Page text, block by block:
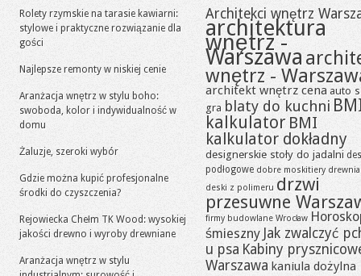
Rolety rzymskie na tarasie kawiarni:
stylowe i praktyczne rozwiązanie dla
gości
Najlepsze remonty w niskiej cenie
Aranżacja wnętrz w stylu boho:
swoboda, kolor i indywidualność w
domu
Żaluzje, szeroki wybór
Gdzie można kupić profesjonalne
środki do czyszczenia?
Rejowiecka Chełm TK Wood: wysokiej
jakości drewno i wyroby drewniane
Aranżacja wnętrz w stylu
Architekci wnętrz
architektura
wnętrz -
Warszawa
wnętrz -
architekt wnętrz cena auto
gra blaty do kuchni
kalkulator BMI
kalkulator dokładny
designerskie stoły do jadalni
podłogowe dobre moskitiery
deski z polimeru drzwi
przesuwne
firmy budowlane Wrocław
śmieszny Jak zwalczyć
u psa Kabiny
Warszawa kaniula dożylna